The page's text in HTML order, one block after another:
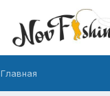
Главная